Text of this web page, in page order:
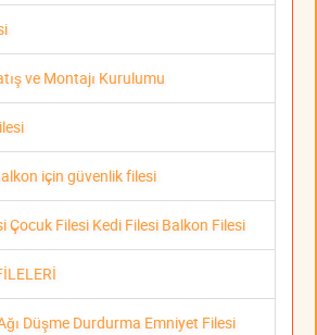
ve Montajı Kurulumu
için güvenlik filesi
Çocuk Filesi Kedi Filesi Balkon Filesi
Düşme Durdurma Emniyet Filesi